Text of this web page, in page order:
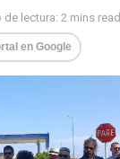
de lectura: 2 mins read
en Google